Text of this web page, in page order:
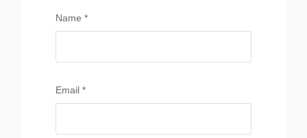
Name *
Email *